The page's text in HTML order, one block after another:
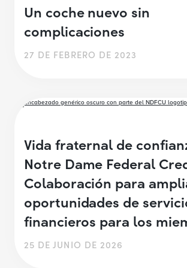
Un coche nuevo sin
complicaciones
27 DE FEBRERO DE 2023
Vida fraternal de
Notre Dame Federal
Colaboración para
oportunidades de
financieros para los
25 DE JUNIO DE 2026